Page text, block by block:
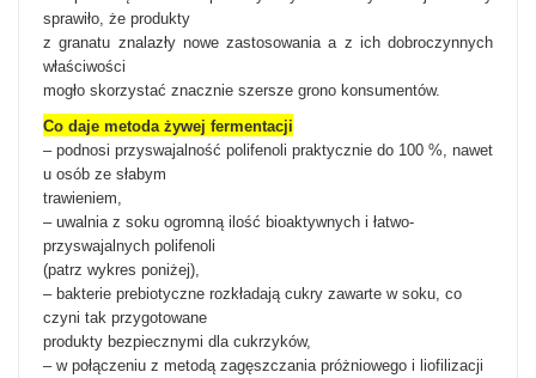
sprawiło, że produkty
z granatu znalazły nowe zastosowania a z ich dobroczynnych
właściwości
mogło skorzystać znacznie szersze grono konsumentów.
Co daje metoda żywej fermentacji
– podnosi przyswajalność polifenoli praktycznie do 100 %, nawet
u osób ze słabym
trawieniem,
– uwalnia z soku ogromną ilość bioaktywnych i łatwo-
przyswajalnych polifenoli
(patrz wykres poniżej),
– bakterie prebiotyczne rozkładają cukry zawarte w soku, co
czyni tak przygotowane
produkty bezpiecznymi dla cukrzyków,
– w połączeniu z metodą zagęszczania próżniowego i liofilizacji